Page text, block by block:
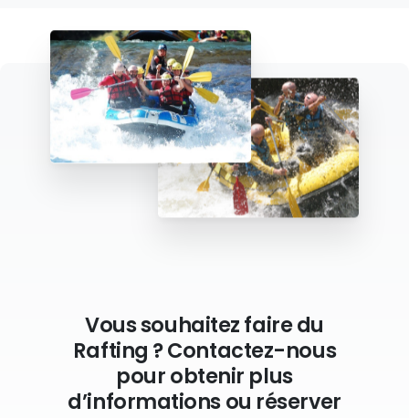
Vous souhaitez faire du
Rafting ? Contactez-nous
pour obtenir plus
d’informations ou réserver